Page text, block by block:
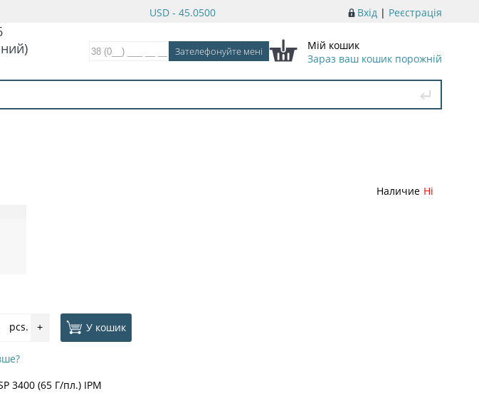
Вхід | Реєстрація
USD - 45.0500
Мій кошик
Зараз ваш кошик порожній
Наличие Ні
pcs. + У кошик
3400 (65 Г/пл.) IPM